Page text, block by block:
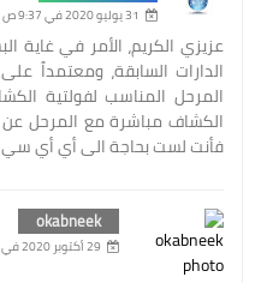
31 يوليو 2020 في 9:37 ص
عزيزي الكريم، الأمر في غاية
الدارات السابقة، ومعتمداً
المرحل المناسب لفولتية
الكشاف مباشرة مع المرحل
فأنت لست بحاجة الى أي أي
okabneek
29 أكتوبر 2020 في 12:26 م